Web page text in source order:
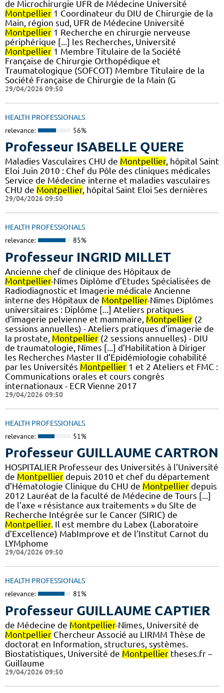
de Microchirurgie UFR de Médecine Université
Montpellier 1 Coordinateur du DIU de Chirurgie de la
Main, région sud, UFR de Médecine Université
Montpellier 1 Recherche en chirurgie nerveuse
périphérique [...] les Recherches, Université
Montpellier 1 Membre Titulaire de la Société
Française de Chirurgie Orthopédique et
Traumatologique (SOFCOT) Membre Titulaire de la
Société Française de Chirurgie de la Main (G
29/04/2026 09:50
HEALTH PROFESSIONALS
relevance: 56%
Professeur ISABELLE QUERE
Maladies Vasculaires CHU de Montpellier, hôpital Saint
Eloi Juin 2010 : Chef du Pôle des cliniques médicales
Service de Médecine interne et maladies vasculaires
CHU de Montpellier, hôpital Saint Eloi Ses dernières
29/04/2026 09:50
HEALTH PROFESSIONALS
relevance: 85%
Professeur INGRID MILLET
Ancienne chef de clinique des Hôpitaux de
Montpellier-Nîmes Diplôme d’Etudes Spécialisées de
Radiodiagnostic et Imagerie médicale Ancienne
interne des Hôpitaux de Montpellier-Nîmes Diplômes
universitaires : Diplôme [...] Ateliers pratiques
d’imagerie pelvienne et mammaire, Montpellier (2
sessions annuelles) - Ateliers pratiques d’imagerie de
la prostate, Montpellier (2 sessions annuelles) - DIU
de traumatologie, Nîmes [...] d’Habilitation à Diriger
les Recherches Master II d’Epidémiologie cohabilité
par les Universités Montpellier 1 et 2 Ateliers et FMC :
Communications orales et cours congrès
internationaux - ECR Vienne 2017
29/04/2026 09:50
HEALTH PROFESSIONALS
relevance: 51%
Professeur GUILLAUME CARTRON
HOSPITALIER Professeur des Universités à l’Université
de Montpellier depuis 2010 et chef du département
d’Hématologie Clinique du CHU de Montpellier depuis
2012 Lauréat de la faculté de Médecine de Tours [...]
de l’axe « résistance aux traitements » du SIte de
Recherche Intégrée sur le Cancer (SIRIC) de
Montpellier. Il est membre du Labex (Laboratoire
d’Excellence) MabImprove et de l’Institut Carnot du
LYMphome
29/04/2026 09:50
HEALTH PROFESSIONALS
relevance: 81%
Professeur GUILLAUME CAPTIER
de Médecine de Montpellier-Nîmes, Université de
Montpellier Chercheur Associé au LIRMM Thèse de
doctorat en Information, structures, systèmes.
Biostatistiques, Université de Montpellier theses.fr –
Guillaume
29/04/2026 09:50